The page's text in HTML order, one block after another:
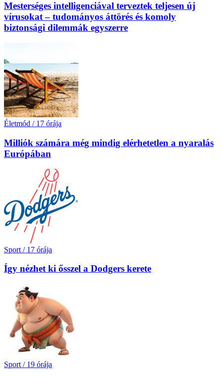
Mesterséges intelligenciával terveztek teljesen új
vírusokat – tudományos áttörés és komoly
biztonsági dilemmák egyszerre
Életmód / 17 órája
Milliók számára még mindig elérhetetlen a nyaralás
Európában
Sport / 17 órája
Így nézhet ki ősszel a Dodgers kerete
Sport / 19 órája